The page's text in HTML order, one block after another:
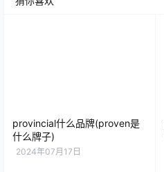
provincial什么品牌(proven是
什么牌子)
2024年07月17日